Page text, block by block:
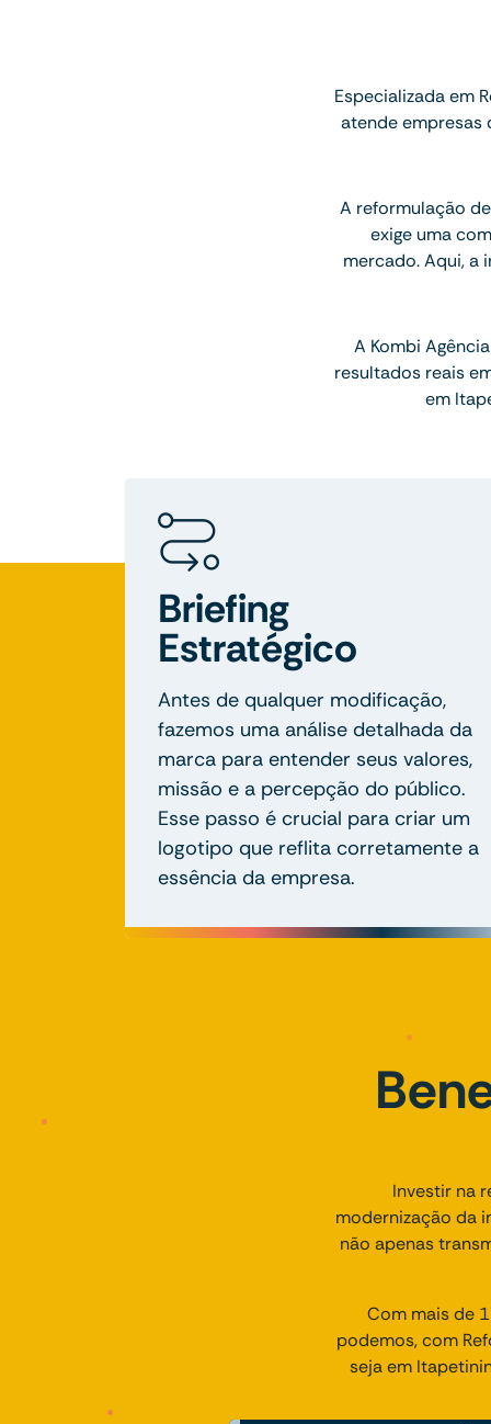
Especializada em
atende empresas
A reformulação
exige uma
mercado. Aqui, a
A Kombi
resultados reais
em
Briefing
Estratégico
Antes de qualquer modificação,
fazemos uma análise detalhada da
marca para entender seus valores,
missão e a percepção do público.
Esse passo é crucial para criar um
logotipo que reflita corretamente a
essência da empresa.
Investir na
modernização da
não apenas
Com mais de
podemos, com
seja em